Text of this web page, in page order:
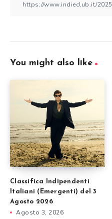
You might also like
Classifica Indipendenti
Italiani (Emergenti) del 3
Agosto 2026
Agosto 3, 2026